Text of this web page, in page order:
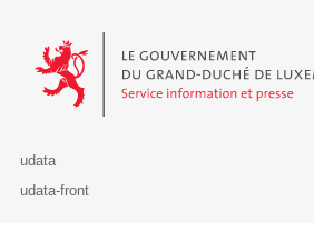
Le Gouvernement du Grand-Duché de
udata
udata-front